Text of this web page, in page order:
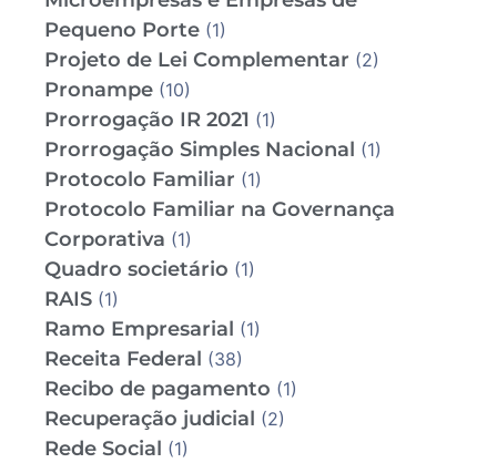
Pequeno Porte (1)
Projeto de Lei Complementar (2)
Pronampe (10)
Prorrogação IR 2021 (1)
Prorrogação Simples Nacional (1)
Protocolo Familiar (1)
Protocolo Familiar na Governança
Corporativa (1)
Quadro societário (1)
RAIS (1)
Ramo Empresarial (1)
Receita Federal (38)
Recibo de pagamento (1)
Recuperação judicial (2)
Rede Social (1)